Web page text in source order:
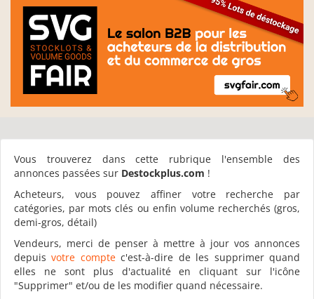
Vous trouverez dans cette rubrique l'ensemble des
annonces passées sur Destockplus.com !
Acheteurs, vous pouvez affiner votre recherche par
catégories, par mots clés ou enfin volume recherchés (gros,
demi-gros, détail)
Vendeurs, merci de penser à mettre à jour vos annonces
depuisvotre comptec'est-à-dire de les supprimer quand
elles ne sont plus d'actualité en cliquant sur l'icône
"Supprimer" et/ou de les modifier quand nécessaire.